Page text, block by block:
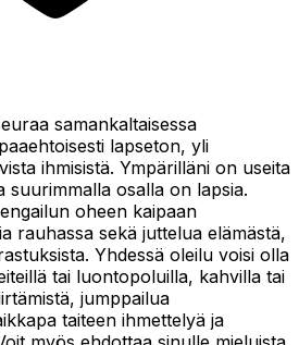
samankaltaisessa
lapseton, yli
ihmisistä. Ympärilläni on useita
suurimmalla osalla on lapsia.
oheen kaipaan
rauhassa sekä juttelua elämästä,
Yhdessä oleilu voisi olla
tai luontopoluilla, kahvilla tai
jumppailua
taiteen ihmettelyä ja